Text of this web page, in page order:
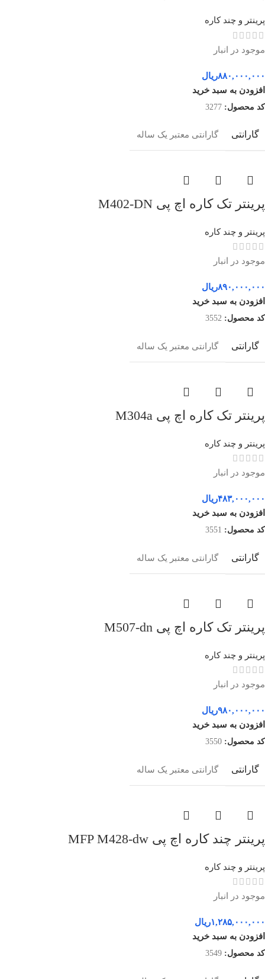
پرینتر و چند کاره
موجود در انبار
۸۸۰,۰۰۰,۰۰۰ریال
افزودن به سبد خرید
کد محصول: 3277
گارانتی گارانتی معتبر یک ساله
پرینتر تک کاره اچ پی M402-DN
پرینتر و چند کاره
موجود در انبار
۸۹۰,۰۰۰,۰۰۰ریال
افزودن به سبد خرید
کد محصول: 3552
گارانتی گارانتی معتبر یک ساله
پرینتر تک کاره اچ پی M304a
پرینتر و چند کاره
موجود در انبار
۴۸۳,۰۰۰,۰۰۰ریال
افزودن به سبد خرید
کد محصول: 3551
گارانتی گارانتی معتبر یک ساله
پرینتر تک کاره اچ پی M507-dn
پرینتر و چند کاره
موجود در انبار
۹۸۰,۰۰۰,۰۰۰ریال
افزودن به سبد خرید
کد محصول: 3550
گارانتی گارانتی معتبر یک ساله
پرینتر چند کاره اچ پی MFP M428-dw
پرینتر و چند کاره
موجود در انبار
۱,۲۸۵,۰۰۰,۰۰۰ریال
افزودن به سبد خرید
کد محصول: 3549